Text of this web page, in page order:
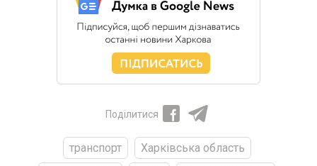
Поділитися
транспорт
Харківська область